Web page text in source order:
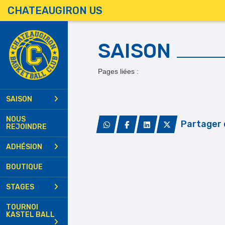
CHATEAUGIRON US
SAISON
NOUS
REJOINDRE
ADHÉSION
BOUTIQUE
STAGES
TOURNOI
KASTEL BALL
SAISON
Pages liées :
2026/27
Résultats
Partager
Panneau de gestion des cookies